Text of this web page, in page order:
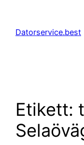
innehåll
Datorservice.best
Etikett: